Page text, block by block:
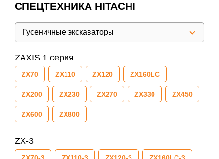
СПЕЦТЕХНИКА HITACHI
Гусеничные экскаваторы
ZAXIS 1 серия
ZX70 ZX110 ZX120 ZX160LC
ZX200 ZX230 ZX270 ZX330 ZX450
ZX600 ZX800
ZX-3